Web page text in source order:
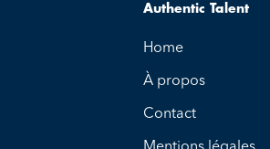
Authentic Talent
Home
À propos
Contact